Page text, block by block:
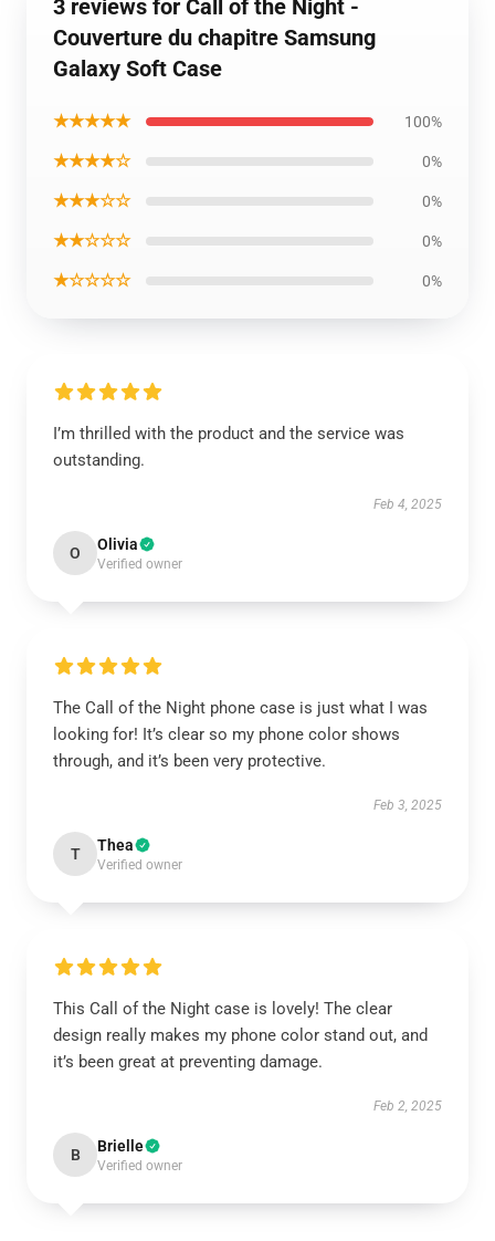
3 reviews for Call of the Night -
Couverture du chapitre Samsung
Galaxy Soft Case
★★★★★ 100%
★★★★☆ 0%
★★★☆☆ 0%
★★☆☆☆ 0%
★☆☆☆☆ 0%
I’m thrilled with the product and the service was
outstanding.
Feb 4, 2025
O Olivia
Verified owner
The Call of the Night phone case is just what I was
looking for! It’s clear so my phone color shows
through, and it’s been very protective.
Feb 3, 2025
T Thea
Verified owner
This Call of the Night case is lovely! The clear
design really makes my phone color stand out, and
it’s been great at preventing damage.
Feb 2, 2025
B Brielle
Verified owner